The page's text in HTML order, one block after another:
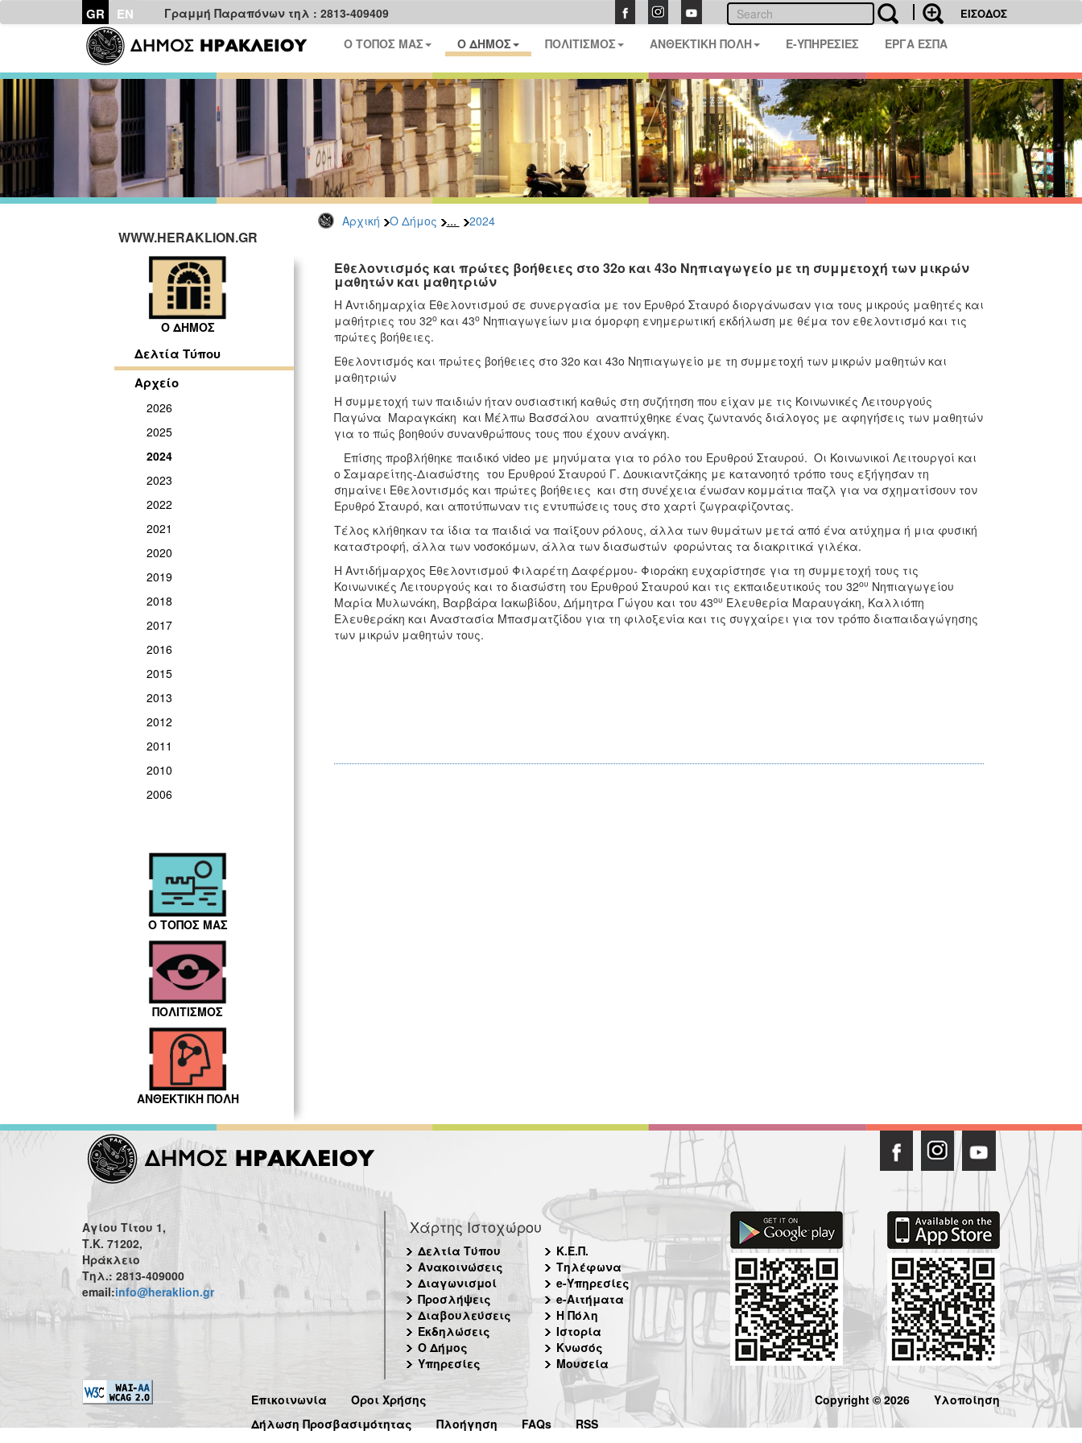
GR EN Γραμμή Παραπόνων τηλ : 2813-409409 ΕΙΣΟΔΟΣ
Ο ΤΟΠΟΣ ΜΑΣ Ο ΔΗΜΟΣ ΠΟΛΙΤΙΣΜΟΣ ΑΝΘΕΚΤΙΚΗ ΠΟΛΗ E-ΥΠΗΡΕΣΙΕΣ ΕΡΓΑ ΕΣΠΑ
Αρχική Ο Δήμος ... 2024
WWW.HERAKLION.GR
Ο ΔΗΜΟΣ
Δελτία Τύπου
Αρχείο
2026
2025
2024
2023
2022
2021
2020
2019
2018
2017
2016
2015
2013
2012
2011
2010
2006
Ο ΤΟΠΟΣ ΜΑΣ
ΠΟΛΙΤΙΣΜΟΣ
ΑΝΘΕΚΤΙΚΗ ΠΟΛΗ
Εθελοντισμός και πρώτες βοήθειες στο 32ο και 43ο Νηπιαγωγείο με τη συμμετοχή των μικρών
μαθητών και μαθητριών
Η Αντιδημαρχία Εθελοντισμού σε συνεργασία με τον Ερυθρό Σταυρό διοργάνωσαν για τους μικρούς μαθητές και
μαθήτριες του 32οκαι 43οΝηπιαγωγείων μια όμορφη ενημερωτική εκδήλωση με θέμα τον εθελοντισμό και τις
πρώτες βοήθειες.
Εθελοντισμός και πρώτες βοήθειες στο 32ο και 43ο Νηπιαγωγείο με τη συμμετοχή των μικρών μαθητών και
μαθητριών
Η συμμετοχή των παιδιών ήταν ουσιαστική καθώς στη συζήτηση που είχαν με τις Κοινωνικές Λειτουργούς
Παγώνα Μαραγκάκη και Μέλπω Βασσάλου αναπτύχθηκε ένας ζωντανός διάλογος με αφηγήσεις των μαθητών
για το πώς βοηθούν συνανθρώπους τους που έχουν ανάγκη.
Επίσης προβλήθηκε παιδικό νideo με μηνύματα για το ρόλο του Ερυθρού Σταυρού. Οι Κοινωνικοί Λειτουργοί και
ο Σαμαρείτης-Διασώστης του Ερυθρού Σταυρού Γ. Δουκιαντζάκης με κατανοητό τρόπο τους εξήγησαν τη
σημαίνει Εθελοντισμός και πρώτες βοήθειες και στη συνέχεια ένωσαν κομμάτια παζλ για να σχηματίσουν τον
Ερυθρό Σταυρό, και αποτύπωναν τις εντυπώσεις τους στο χαρτί ζωγραφίζοντας.
Τέλος κλήθηκαν τα ίδια τα παιδιά να παίξουν ρόλους, άλλα των θυμάτων μετά από ένα ατύχημα ή μια φυσική
καταστροφή, άλλα των νοσοκόμων, άλλα των διασωστών φορώντας τα διακριτικά γιλέκα.
Η Αντιδήμαρχος Εθελοντισμού Φιλαρέτη Δαφέρμου- Φιοράκη ευχαρίστησε για τη συμμετοχή τους τις
Κοινωνικές Λειτουργούς και το διασώστη του Ερυθρού Σταυρού και τις εκπαιδευτικούς του 32ου Νηπιαγωγείου
Μαρία Μυλωνάκη, Βαρβάρα Ιακωβίδου, Δήμητρα Γώγου και του 43ου Ελευθερία Μαραυγάκη, Καλλιόπη
Ελευθεράκη και Αναστασία Μπασματζίδου για τη φιλοξενία και τις συγχαίρει για τον τρόπο διαπαιδαγώγησης
των μικρών μαθητών τους.
Αγίου Τίτου 1,
Τ.Κ. 71202,
Ηράκλειο
Τηλ.: 2813-409000
email:info@heraklion.gr
Χάρτης Ιστοχώρου
Δελτία Τύπου
Ανακοινώσεις
Διαγωνισμοί
Προσλήψεις
Διαβουλεύσεις
Εκδηλώσεις
Ο Δήμος
Υπηρεσίες
Κ.Ε.Π.
Τηλέφωνα
e-Υπηρεσίες
e-Αιτήματα
Η Πόλη
Ιστορία
Κνωσός
Μουσεία
Επικοινωνία
Όροι Χρήσης
Δήλωση Προσβασιμότητας
Πλοήγηση FAQs RSS
Copyright © 2026 Υλοποίηση